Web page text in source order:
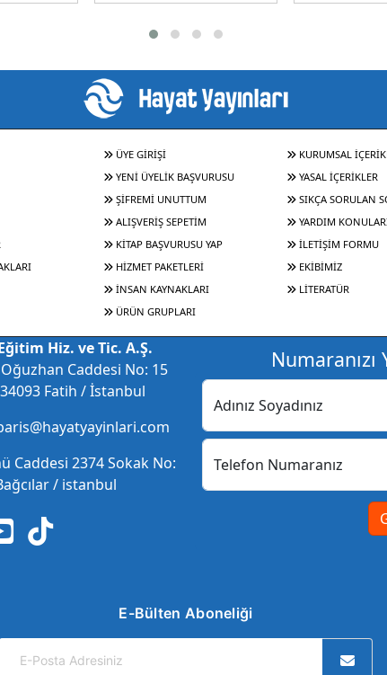
ÜYE GİRİŞİ
YENİ ÜYELİK BAŞVURUSU
ŞİFREMİ UNUTTUM
ALIŞVERİŞ SEPETİM
KİTAP BAŞVURUSU YAP
HİZMET PAKETLERİ
İNSAN KAYNAKLARI
ÜRÜN GRUPLARI
KURUMSAL
YASAL İÇERİKLER
SIKÇA SORULAN
YARDIM
İLETİŞİM FORMU
EKİBİMİZ
LİTERATÜR
Hiz. ve Tic. A.Ş.
Caddesi No: 15
Fatih / İstanbul
Caddesi 2374 Sokak No:
/ istanbul
Numaranızı
Adınız Soyadınız
Telefon Numaranız
E-Bülten Aboneliği